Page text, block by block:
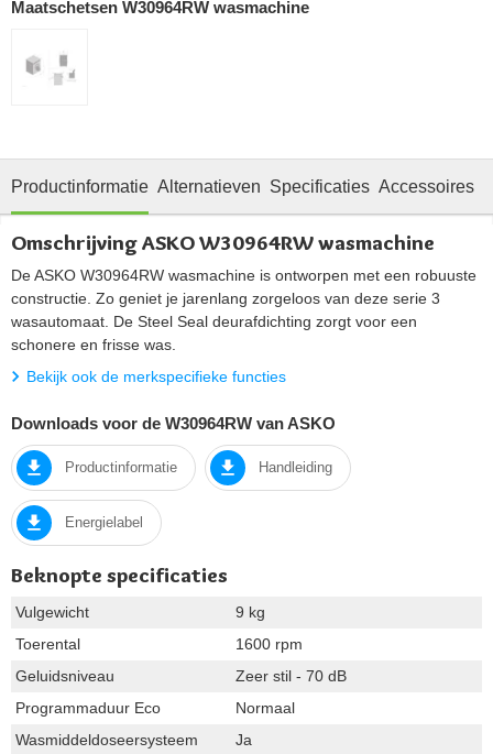
Maatschetsen W30964RW wasmachine
Productinformatie Alternatieven Specificaties Accessoires
Omschrijving ASKO W30964RW wasmachine
De ASKO W30964RW wasmachine is ontworpen met een robuuste
constructie. Zo geniet je jarenlang zorgeloos van deze serie 3
wasautomaat. De Steel Seal deurafdichting zorgt voor een
schonere en frisse was.
Bekijk ook de merkspecifieke functies
Downloads voor de W30964RW van ASKO
Productinformatie Handleiding
Energielabel
Beknopte specificaties
Vulgewicht
9 kg
Toerental
1600 rpm
Geluidsniveau
Zeer stil - 70 dB
Programmaduur Eco
Normaal
Wasmiddeldoseersysteem
Ja